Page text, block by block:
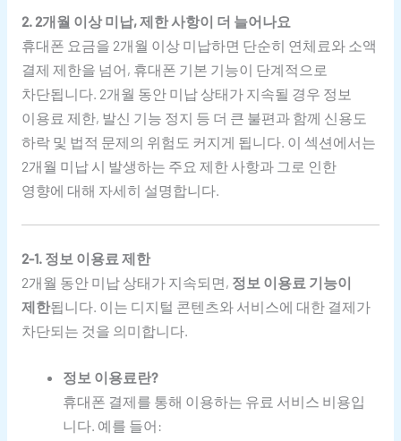
2. 2개월 이상 미납, 제한 사항이 더 늘어나요
휴대폰 요금을 2개월 이상 미납하면 단순히 연체료와 소액
결제 제한을 넘어, 휴대폰 기본 기능이 단계적으로
차단됩니다. 2개월 동안 미납 상태가 지속될 경우 정보
이용료 제한, 발신 기능 정지 등 더 큰 불편과 함께 신용도
하락 및 법적 문제의 위험도 커지게 됩니다. 이 섹션에서는
2개월 미납 시 발생하는 주요 제한 사항과 그로 인한
영향에 대해 자세히 설명합니다.
2-1. 정보 이용료 제한
2개월 동안 미납 상태가 지속되면, 정보 이용료 기능이
제한됩니다. 이는 디지털 콘텐츠와 서비스에 대한 결제가
차단되는 것을 의미합니다.
정보 이용료란?
휴대폰 결제를 통해 이용하는 유료 서비스 비용입
니다. 예를 들어: